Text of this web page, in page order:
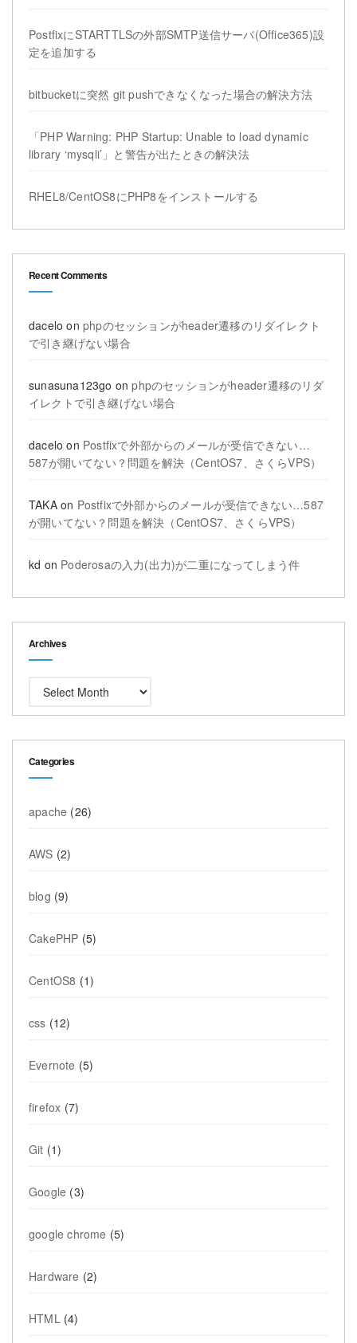
PostfixにSTARTTLSの外部SMTP送信サーバ(Office365)設
定を追加する
bitbucketに突然 git pushできなくなった場合の解決方法
「PHP Warning: PHP Startup: Unable to load dynamic
library ‘mysqli’」と警告が出たときの解決法
RHEL8/CentOS8にPHP8をインストールする
Recent Comments
dacelo onphpのセッションがheader遷移のリダイレクト
で引き継げない場合
sunasuna123go onphpのセッションがheader遷移のリダ
イレクトで引き継げない場合
dacelo on Postfixで外部からのメールが受信できない…
587が開いてない？問題を解決（CentOS7、さくらVPS）
TAKAon Postfixで外部からのメールが受信できない…587
が開いてない？問題を解決（CentOS7、さくらVPS）
kd on Poderosaの入力(出力)が二重になってしまう件
ArchivesArchives
Categories
apache (26)
AWS (2)
blog (9)
CakePHP (5)
CentOS8 (1)
css (12)
Evernote (5)
firefox (7)
Git (1)
Google (3)
google chrome (5)
Hardware (2)
HTML(4)